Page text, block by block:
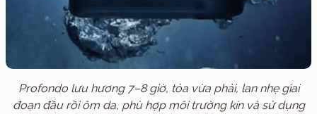
Profondo lưu hương 7–8 giờ, tỏa vừa phải, lan nhẹ giai
đoạn đầu rồi ôm da, phù hợp môi trường kín và sử dụng